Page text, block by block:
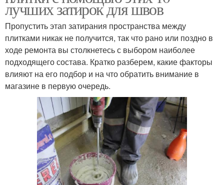
лучших затирок для швов
Пропустить этап затирания пространства между
плитками никак не получится, так что рано или поздно в
ходе ремонта вы столкнетесь с выбором наиболее
подходящего состава. Кратко разберем, какие факторы
влияют на его подбор и на что обратить внимание в
магазине в первую очередь.